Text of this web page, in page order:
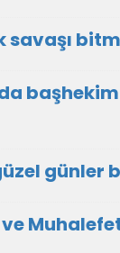
savaşı
başhekim
günler